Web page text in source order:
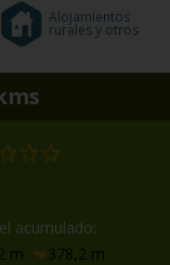
Alojamientos
rurales y otros
acumulado:
m
378,2 m